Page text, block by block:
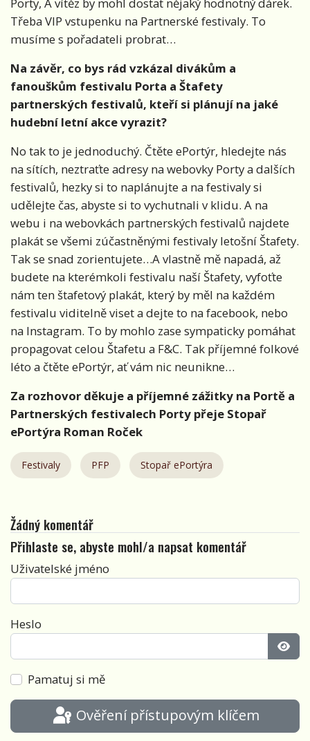
Porty, A vítěz by mohl dostat nějaký hodnotný dárek.
Třeba VIP vstupenku na Partnerské festivaly. To
musíme s pořadateli probrat…
Na závěr, co bys rád vzkázal divákům a
fanouškům festivalu Porta a Štafety
partnerských festivalů, kteří si plánují na jaké
hudební letní akce vyrazit?
No tak to je jednoduchý. Čtěte ePortýr, hledejte nás
na sítích, neztraťte adresy na webovky Porty a dalších
festivalů, hezky si to naplánujte a na festivaly si
udělejte čas, abyste si to vychutnali v klidu. A na
webu i na webovkách partnerských festivalů najdete
plakát se všemi zúčastněnými festivaly letošní Štafety.
Tak se snad zorientujete…A vlastně mě napadá, až
budete na kterémkoli festivalu naší Štafety, vyfoťte
nám ten štafetový plakát, který by měl na každém
festivalu viditelně viset a dejte to na facebook, nebo
na Instagram. To by mohlo zase sympaticky pomáhat
propagovat celou Štafetu a F&C. Tak příjemné folkové
léto a čtěte ePortýr, ať vám nic neunikne…
Za rozhovor děkuje a příjemné zážitky na Portě a
Partnerských festivalech Porty přeje Stopař
ePortýra Roman Roček
Festivaly PFP Stopař ePortýra
Žádný komentář
Přihlaste se, abyste mohl/a napsat komentář
Uživatelské jméno
Heslo
Pamatuj si mě
Ověření přístupovým klíčem